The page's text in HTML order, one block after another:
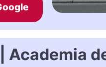
Academia